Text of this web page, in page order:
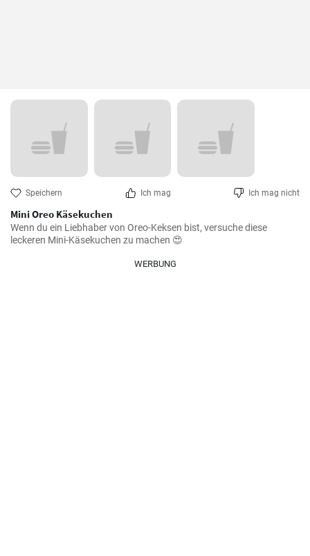
Speichern Ich mag Ich mag nicht
Mini Oreo Käsekuchen
Wenn du ein Liebhaber von Oreo-Keksen bist, versuche diese
leckeren Mini-Käsekuchen zu machen 😍
WERBUNG